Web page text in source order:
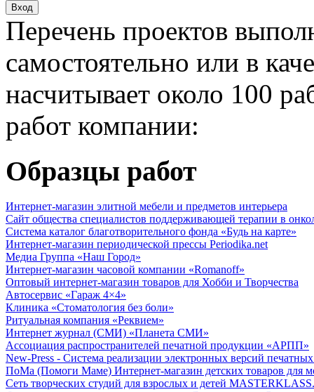
Перечень проектов
самостоятельно или в
насчитывает около 100
работ компании:
Образцы работ
Интернет-магазин элитной мебели и предметов интерьера
Сайт общества специалистов поддерживающей терапии в
Система каталог благотворительного фонда «Будь на карте»
Интернет-магазин периодической прессы Periodika.net
Медиа Группа «Наш Город»
Интернет-магазин часовой компании «Romanoff»
Оптовый интернет-магазин товаров для Хобби и Творчества
Автосервис «Гараж 4×4»
Клиника «Стоматология без боли»
Ритуальная компания «Реквием»
Интернет журнал (СМИ) «Планета СМИ»
Ассоциация распространителей печатной продукции «АРПП»
New-Press - Система реализации электронных версий
ПоМа (Помоги Маме) Интернет-магазин детских товаров для
Сеть творческих студий для взрослых и детей